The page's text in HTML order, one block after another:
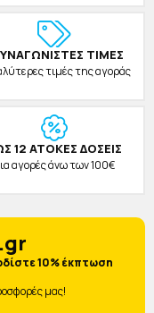
ΤΙΜΕΣ
τιμές της αγοράς
12 ΑΤΟΚΕΣ ΔΟΣΕΙΣ
αγορές άνω των 100€
10% έκπτωση
μας!